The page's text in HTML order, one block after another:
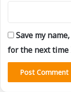
Save my
for the next time